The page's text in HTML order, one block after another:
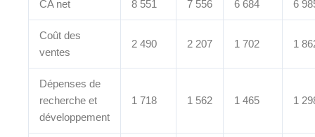
CA net 8 551 7 556 6 684 6
Coût des
ventes
2 490 2 207 1 702 1
Dépenses de
recherche et
développement
1 718 1 562 1 465 1